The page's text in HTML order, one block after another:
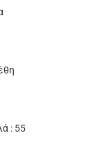
: 55